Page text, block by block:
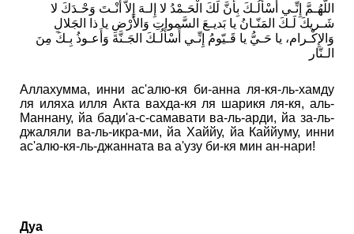
اللّهُـمَّ إِنِّـي أَسْأَلُـكَ بِأَنَّ لَكَ الْحَـمْدُ لا إِلـهَ إِلاّ أَنْـتَ وَحْـدَكَ لا
شَـريكَ لَـكَ المَنّـانُ يا بَديـعَ السَّمواتِ وَالأَرْضِ يا ذا الجَلالِ
وَالإِكْـرام، يا حَـيُّ يا قَـيّومُ إِنِّـي أَسْأَلُـكَ الجَـنَّةَ وَأَعـوذُ بِـكَ مِنَ
الـنّار
Аллахумма, инни ас'алю-кя би-анна ля-кя-ль-хамду
ля иляха илля Акта вахда-кя ля шарикя ля-кя, аль-
Маннану, йа бади'а-с-самавати ва-ль-арди, йа за-ль-
джаляли ва-ль-икра-ми, йа Хаййу, йа Каййуму, инни
ас'алю-кя-ль-джанната ва а'узу би-кя мин ан-нари!
Дуа